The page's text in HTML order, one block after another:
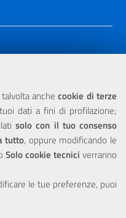
anchecookie di terze
dati a fini di profilazione;
solo con il tuo consenso
tutto, oppure modificando le
Solo cookie tecnici verranno
le tue preferenze, puoi
finanziaria dell'Unione
2000/2006 Misura 6.05 -